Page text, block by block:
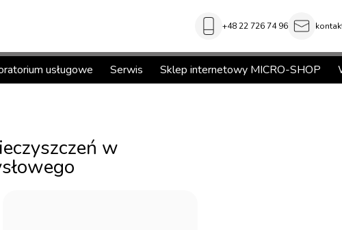
+48 22 726 74 96
usługowe Serwis Sklep internetowy MICRO-SHOP
w